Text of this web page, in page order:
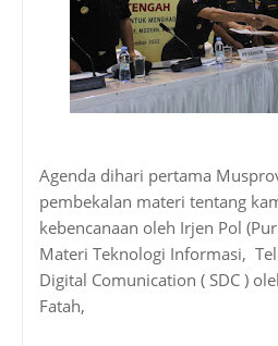
Agenda dihari pertama
pembekalan materi tentang
kebencanaan oleh Irjen Pol
Materi Teknologi Informasi,
Digital Comunication ( SDC )
Fatah,